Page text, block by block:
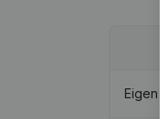
Eigen